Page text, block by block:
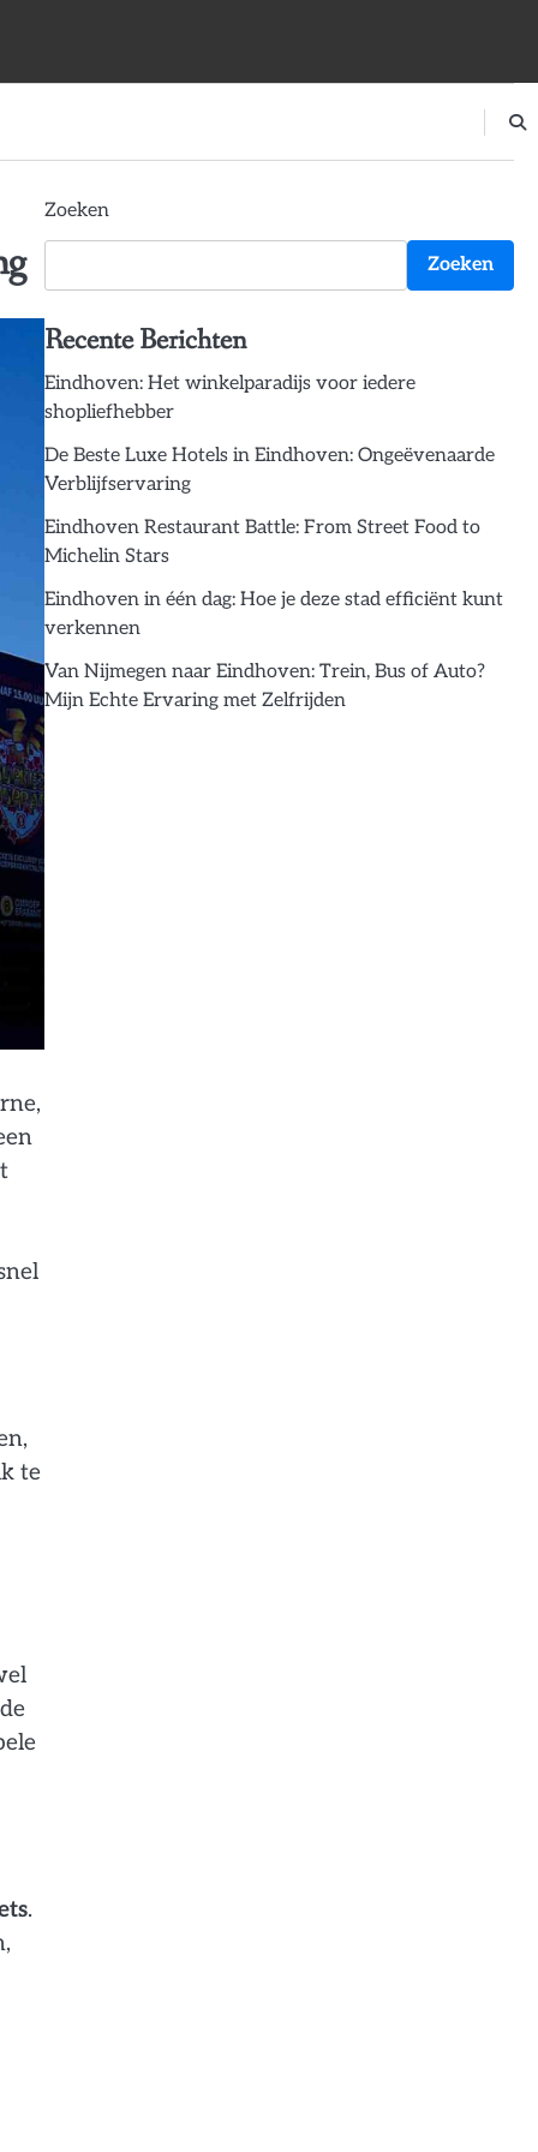
te
.
Zoeken
Zoeken
Recente Berichten
Eindhoven: Het winkelparadijs voor iedere
shopliefhebber
De Beste Luxe Hotels in Eindhoven: Ongeëvenaarde
Verblijfservaring
Eindhoven Restaurant Battle: From Street Food to
Michelin Stars
Eindhoven in één dag: Hoe je deze stad efficiënt kunt
verkennen
Van Nijmegen naar Eindhoven: Trein, Bus of Auto?
Mijn Echte Ervaring met Zelfrijden